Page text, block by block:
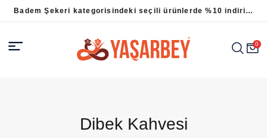
Badem Şekeri kategorisindeki seçili ürünlerde %10 indirim
0
Dibek Kahvesi